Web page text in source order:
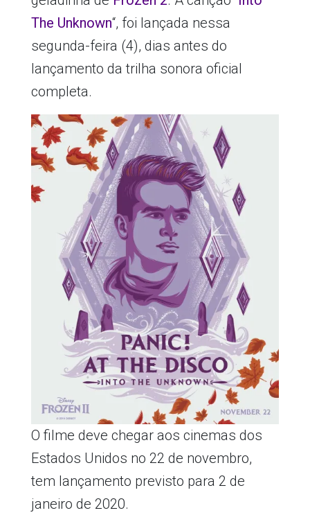
The Unknown“, foi lançada nessa
segunda-feira (4), dias antes do
lançamento da trilha sonora oficial
completa.
O filme deve chegar aos cinemas dos
Estados Unidos no 22 de novembro,
tem lançamento previsto para 2 de
janeiro de 2020.